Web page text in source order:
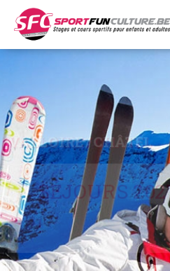
VALLOIRE / CHÂTEL
SÉJOURS
!